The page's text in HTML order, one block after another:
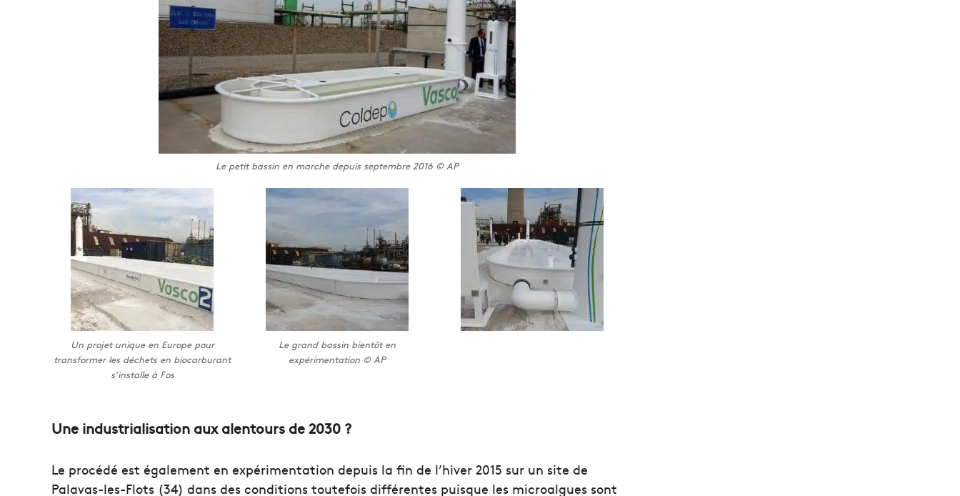
Le petit bassin en marche depuis septembre 2016 © AP
Un projet unique en Europe pour
transformer les déchets en biocarburant
s’installe à Fos
Le grand bassin bientôt en
expérimentation © AP
Une industrialisation aux alentours de 2030 ?
Le procédé est également en expérimentation depuis la fin de l’hiver 2015 sur un site de
Palavas-les-Flots (34) dans des conditions toutefois différentes puisque les microalgues sont